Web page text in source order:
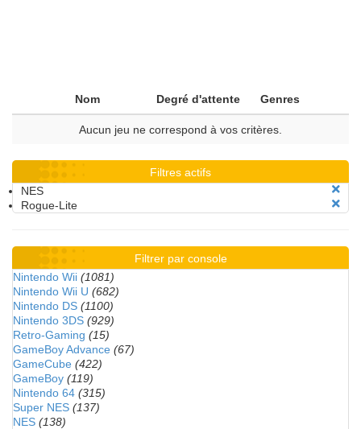
Nom Degré d'attente Genres
Aucun jeu ne correspond à vos critères.
Filtres actifs
NES
Rogue-Lite
Filtrer par console
Nintendo Wii (1081)
Nintendo Wii U (682)
Nintendo DS (1100)
Nintendo 3DS (929)
Retro-Gaming (15)
GameBoy Advance (67)
GameCube (422)
GameBoy (119)
Nintendo 64 (315)
Super NES (137)
NES (138)